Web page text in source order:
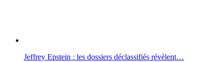
Jeffrey Epstein : les dossiers déclassifiés révèlent…